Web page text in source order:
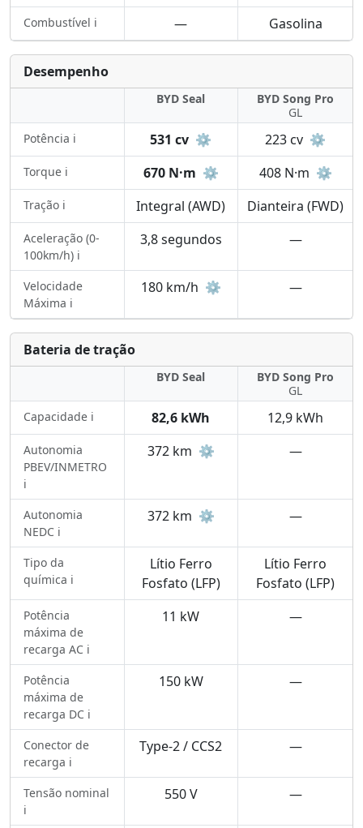
Combustível ℹ️ — Gasolina
Desempenho
BYD Seal
BYD Song Pro
GL
Potência ℹ️
531 cv ⚙️ 223 cv ⚙️
Torque ℹ️ 670 N·m ⚙️ 408 N·m ⚙️
Tração ℹ️ Integral (AWD) Dianteira (FWD)
Aceleração (0-
100km/h) ℹ️
3,8 segundos —
Velocidade
Máxima ℹ️
180 km/h ⚙️ —
Bateria de tração
BYD Seal
BYD Song Pro
GL
Capacidade ℹ️
82,6 kWh 12,9 kWh
Autonomia
PBEV/INMETRO
ℹ️
372 km ⚙️ —
Autonomia
NEDC ℹ️
372 km ⚙️ —
Tipo da
química ℹ️
Lítio Ferro
Fosfato (LFP)
Lítio Ferro
Fosfato (LFP)
Potência
máxima de
recarga AC ℹ️
11 kW —
Potência
máxima de
recarga DC ℹ️
150 kW —
Conector de
recarga ℹ️
Type-2 / CCS2 —
Tensão nominal
ℹ️
550 V —